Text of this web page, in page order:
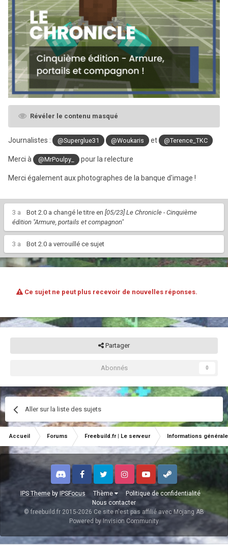
Révéler le contenu masqué
Journalistes : @Superglue31 @Woukaris et @Terence_TKC
Merci à @MrPoulp y_ pour la relecture
Merci également aux photographes de la banque d'image !
3 a Bot 2.0 a changé le titre en [05/23] Le Chronicle - Cinquième
édition "Armure, portails et compagnon"
3 a Bot 2.0 a verrouillé ce sujet
Ce sujet ne peut plus recevoir de nouvelles réponses.
Partager
Abonnés 0
Aller sur la liste des sujets
Accueil Forums Freebuild.fr | Le serveur Informations
IPS Themeby IPSFocus Thème
Politique de confidentialité
Nous contacter
Discord FacebookTwitter InstagramYoutubeSteam
© freebuild.fr 2015-2026 Ce site n'est pas affilié avec Mojang AB
Powered by Invision Community